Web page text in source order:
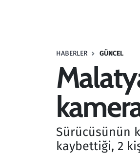
HABERLER GÜNCEL
Sürücüsünün
kaybettiği, 2
Savunma Sanayi